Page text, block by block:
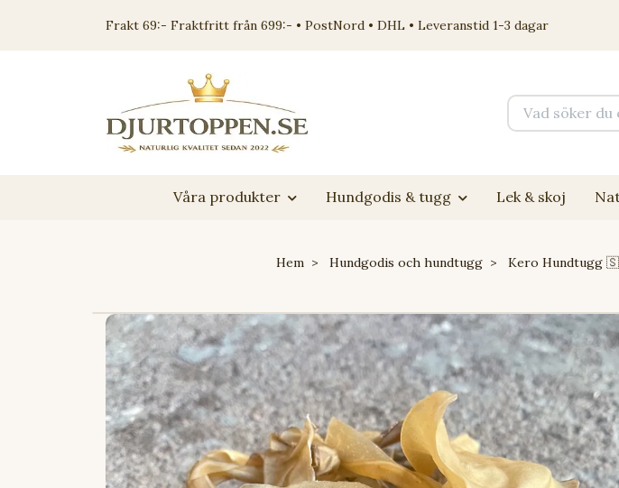
Frakt 69:- Fraktfritt från 699:- • PostNord • DHL • Leveranstid 1-3 dagar
Våra produkter Hundgodis & tugg Lek & skoj
Hem Hundgodis och hundtugg Kero Hundtugg